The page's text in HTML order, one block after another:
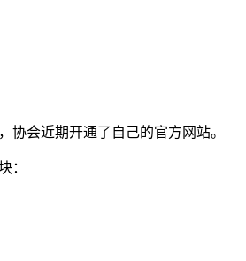
会近期开通了自己的官方网站。
：